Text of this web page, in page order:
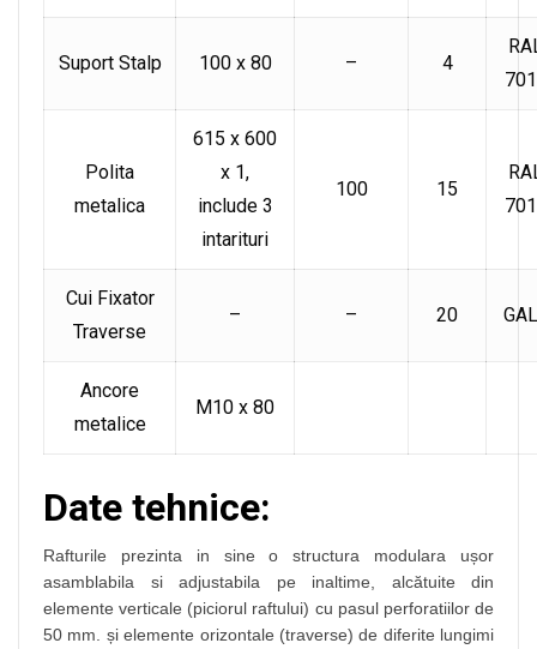
Suport Stalp 100 x 80 – 4
Polita
metalica
615 x 600
x 1,
include 3
intarituri
100 15
Cui Fixator
Traverse
– – 20
Ancore
metalice
M10 x 80
Date tehnice:
Rafturile prezinta in sine o structura modulara ușor
asamblabila si adjustabila pe inaltime, alcătuite din
elemente verticale (piciorul raftului) cu pasul perforatiilor de
50 mm. și elemente orizontale (traverse) de diferite lungimi